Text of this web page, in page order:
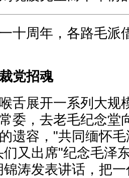
十周年，各路毛派
党招魂
舌展开一系列大规
委，去老毛纪念堂
遗容，"共同缅怀
又出席"纪念毛泽
涛发表讲话，把